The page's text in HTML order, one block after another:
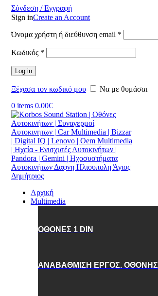
Σύνδεση / Εγγραφή
Sign inCreate an Account
Όνομα χρήστη ή διεύθυνση email *
Κωδικός *
Log in
Ξέχασα τον κωδικό μου
Να με θυμάσαι
0 items 0.00€
Αρχική
Multimedia
ΟΘΟΝΕΣ 1 DIN
ΑΝΑΒΑΘΜΙΣΗ ΕΡΓΟΣ. ΟΘΟΝΗΣ